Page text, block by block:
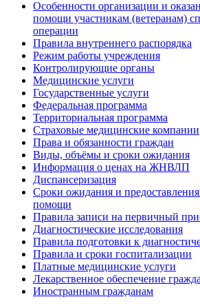
Особенности организации и
помощи участникам (ветеранам)
операции
Правила внутреннего распорядка
Режим работы учреждения
Контролирующие органы
Медицинские услуги
Государственные услуги
Федеральная программа
Территориальная программа
Страховые медицинские компании
Права и обязанности граждан
Виды, объёмы и сроки ожидания
Информация о ценах на ЖНВЛП
Диспансеризация
Сроки ожидания и
помощи
Правила записи на первичный
Диагностические исследования
Правила подготовки к
Правила и сроки госпитализации
Платные медицинские услуги
Лекарственное обеспечение
Иностранным гражданам